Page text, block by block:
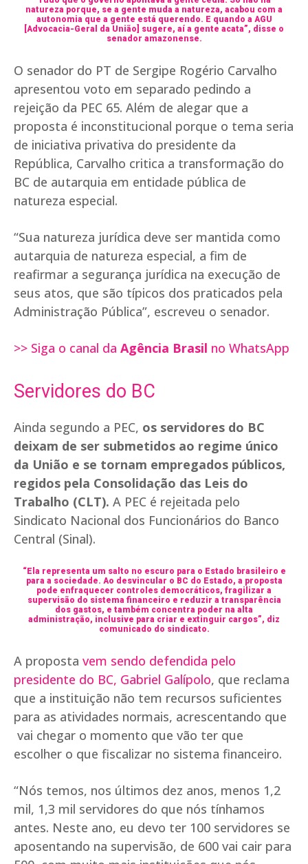
natureza porque, se a gente muda a natureza, acabou com a
autonomia que a gente está querendo. E quando a AGU
[Advocacia-Geral da União] sugere, aí a gente acata”, disse o
senador amazonense.
O senador do PT de Sergipe Rogério Carvalho
apresentou voto em separado pedindo a
rejeição da PEC 65. Além de alegar que a
proposta é inconstitucional porque o tema seria
de iniciativa privativa do presidente da
República, Carvalho critica a transformação do
BC de autarquia em entidade pública de
natureza especial.
“Sua natureza jurídica deve ser mantida como
autarquia de natureza especial, a fim de
reafirmar a segurança jurídica na execução de
seus atos, que são típicos dos praticados pela
Administração Pública”, escreveu o senador.
>> Siga o canal da Agência Brasil no WhatsApp
Servidores do BC
Ainda segundo a PEC, os servidores do BC
deixam de ser submetidos ao regime único
da União e se tornam empregados públicos,
regidos pela Consolidação das Leis do
Trabalho (CLT). A PEC é rejeitada pelo
Sindicato Nacional dos Funcionários do Banco
Central (Sinal).
“Ela representa um salto no escuro para o Estado brasileiro e
para a sociedade. Ao desvincular o BC do Estado, a proposta
pode enfraquecer controles democráticos, fragilizar a
supervisão do sistema financeiro e reduzir a transparência
dos gastos, e também concentra poder na alta
administração, inclusive para criar e extinguir cargos”, diz
comunicado do sindicato.
A proposta vem sendo defendida pelo
presidente do BC, Gabriel Galípolo, que reclama
que a instituição não tem recursos suficientes
para as atividades normais, acrescentando que
vai chegar o momento que vão ter que
escolher o que fiscalizar no sistema financeiro.
“Nós temos, nos últimos dez anos, menos 1,2
mil, 1,3 mil servidores do que nós tínhamos
antes. Neste ano, eu devo ter 100 servidores se
aposentando na supervisão, de 600 vai cair para